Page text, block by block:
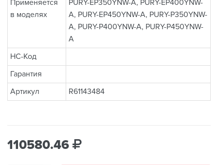
Применяется
в моделях
PURY-EP350YNW-A, PURY-EP400YNW-
A, PURY-EP450YNW-A, PURY-P350YNW-
A, PURY-P400YNW-A, PURY-P450YNW-
A
НС-Код
Гарантия
Артикул
R61143484
110580.46